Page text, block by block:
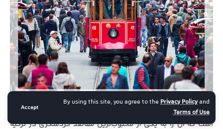
By using this site, you agree to thePrivacy Policyand
Terms of Use
.
Accept
خیابان استقلال استانبول به دلایل متعددی جذاب و پرطرفدار
است که آن را به یکی از محبوب‌ترین مقاصد گردشگری در ترکیه